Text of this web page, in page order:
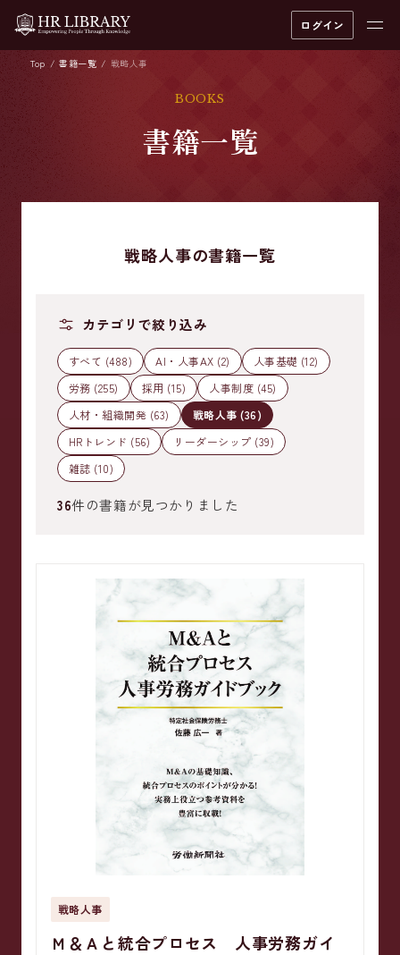
ログイン
Top 書籍一覧 戦略人事
BOOKS
書籍一覧
戦略人事の書籍一覧
カテゴリで絞り込み
すべて (488) AI・人事AX (2)
人事基礎 (12)
労務 (255)
採用 (15)
人事制度 (45)
人材・組織開発 (63)
戦略人事 (36)
HRトレンド (56)
リーダーシップ (39)
雑誌 (10)
36件の書籍が見つかりました
戦略人事
Ｍ＆Ａと統合プロセス 人事労務ガイ